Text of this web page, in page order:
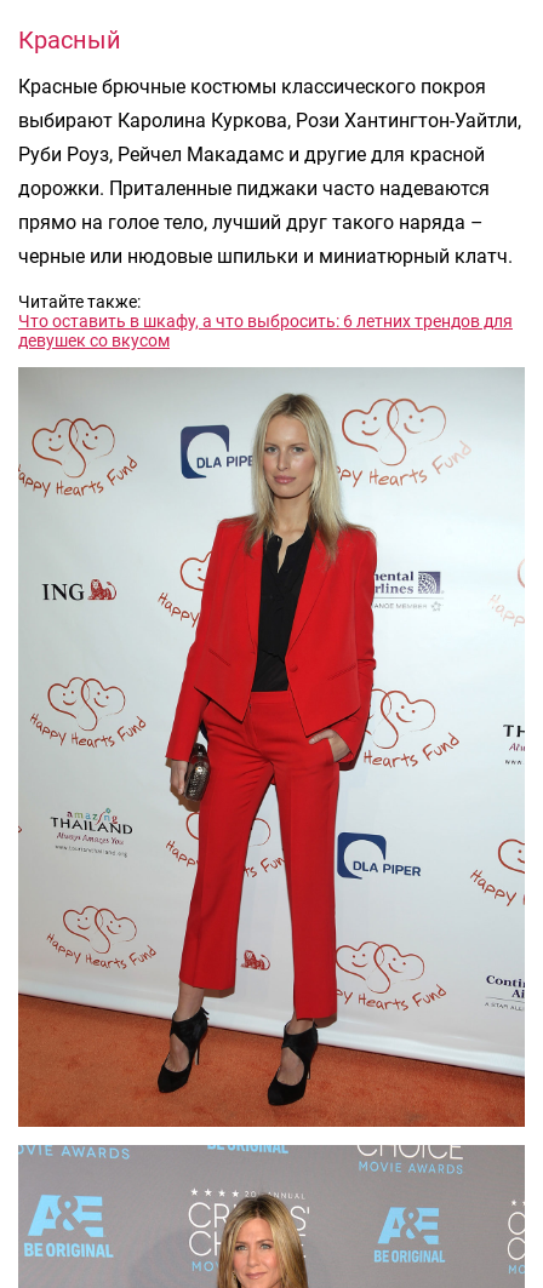
Красный
Красные брючные костюмы классического покроя
выбирают Каролина Куркова, Рози Хантингтон-Уайтли,
Руби Роуз, Рейчел Макадамс и другие для красной
дорожки. Приталенные пиджаки часто надеваются
прямо на голое тело, лучший друг такого наряда –
черные или нюдовые шпильки и миниатюрный клатч.
Читайте также:
Что оставить в шкафу, а что выбросить: 6 летних трендов для
девушек со вкусом